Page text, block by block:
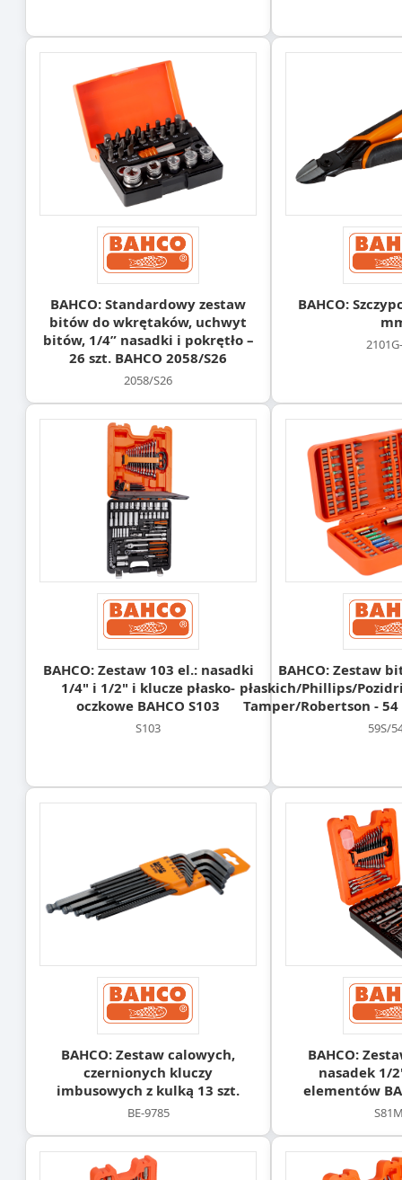
BAHCO: Standardowy zestaw
bitów do wkrętaków, uchwyt
bitów, 1/4” nasadki i pokrętło –
26 szt. BAHCO 2058/S26
2058/S26
BAHCO:
BAHCO: Zestaw 103 el.: nasadki
1/4" i 1/2" i klucze płasko-
oczkowe BAHCO S103
S103
BAHCO: Zestaw
płaskich/Phillips/
Tamper/Robertson - 54
59S/
BAHCO: Zestaw calowych,
czernionych kluczy
imbusowych z kulką 13 szt.
BE-9785
BAHCO:
nasadek 1/
elementów